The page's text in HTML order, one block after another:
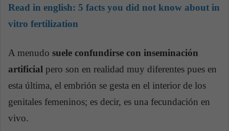
Read in english: 5 facts you did not know about in
vitro fertilization
A menudo suele confundirse con inseminación
artificial pero son en realidad muy diferentes pues en
esta última, el embrión se gesta en el interior de los
genitales femeninos; es decir, es una fecundación en
vivo.